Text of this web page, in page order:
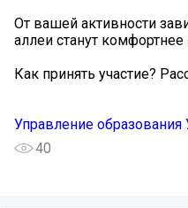
От вашей активности
аллеи станут комфортнее
️Как принять участие?
Управление образования
40